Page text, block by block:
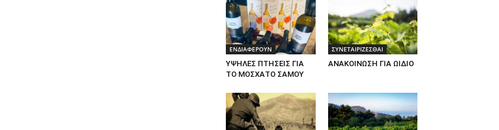
ΕΝΔΙΑΦΕΡΟΥΝ
ΥΨΗΛΕΣ ΠΤΗΣΕΙΣ ΓΙΑ
ΤΟ ΜΟΣΧΑΤΟ ΣΑΜΟΥ
ΣΥΝΕΤΑΙΡΙΖΕΣΘΑΙ
ΑΝΑΚΟΙΝΩΣΗ ΓΙΑ ΩΙΔΙΟ